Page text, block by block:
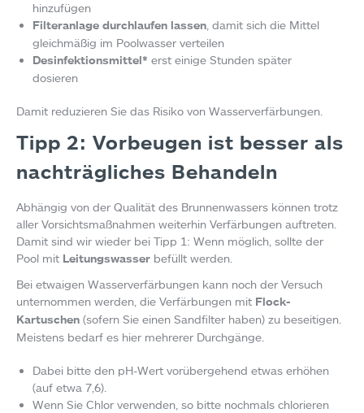
hinzufügen
Filteranlage durchlaufen lassen , damit sich die Mittel
gleichmäßig im Poolwasser verteilen
Desinfektionsmittel* erst einige Stunden später
dosieren
Damit reduzieren Sie das Risiko von Wasserverfärbungen.
Tipp 2: Vorbeugen ist besser als
nachträgliches Behandeln
Abhängig von der Qualität des Brunnenwassers können trotz
aller Vorsichtsmaßnahmen weiterhin Verfärbungen auftreten.
Damit sind wir wieder bei Tipp 1: Wenn möglich, sollte der
Pool mit Leitungswasser befüllt werden.
Bei etwaigen Wasserverfärbungen kann noch der Versuch
unternommen werden, die Verfärbungen mit Flock-
Kartuschen (sofern Sie einen Sandfilter haben) zu beseitigen.
Meistens bedarf es hier mehrerer Durchgänge.
Dabei bitte den pH-Wert vorübergehend etwas erhöhen
(auf etwa 7,6).
Wenn Sie Chlor verwenden, so bitte nochmals chlorieren